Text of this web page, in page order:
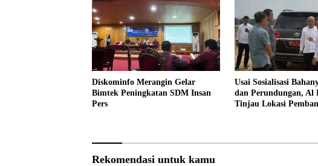
Diskominfo Merangin Gelar
Bimtek Peningkatan SDM Insan
Pers
Usai Sosialisasi
dan Perundungan, Al
Tinjau Lokasi
Rekomendasi untuk kamu